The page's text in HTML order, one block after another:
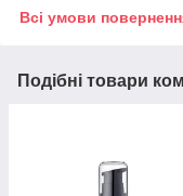
Всі умови
Подібні товари